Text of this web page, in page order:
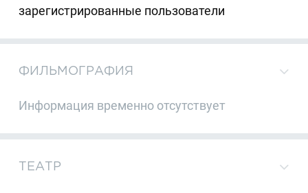
зарегистрированные пользователи
ФИЛЬМОГРАФИЯ
Информация временно отсутствует
ТЕАТР